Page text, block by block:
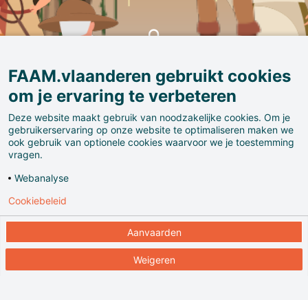
De Leeuw van Vlaanderen
De Leeuw van Vlaenderen of de Slag der Gulden
is een roman van Hendrik Conscience. Het
FAAM.vlaanderen gebruikt cookies
om je ervaring te verbeteren
Deze website maakt gebruik van noodzakelijke cookies. Om je
gebruikerservaring op onze website te optimaliseren maken we
ook gebruik van optionele cookies waarvoor we je toestemming
vragen.
Webanalyse
Aanvaarden
Weigeren
Cookiebeleid